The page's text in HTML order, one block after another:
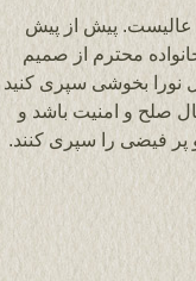
عالیست. پیش از پیش
محترم از صمیم
نورا بخوشی سپری کنید
صلح و امنیت باشد و
فیضی را سپری کنند.